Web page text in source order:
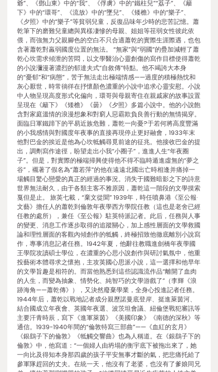
爺”、《鄧山東》中的“我”、《俘虜》中的“鐵柱兒”“荔子”、《籬
下》中的“環哥”、《流放》中的“墜兒”、《矮檐》中的“樂子”、
《夕照》中的“樂子”等貧弱兒童，反復品味年少時的悲苦記憶。蕭
乾筆下的磨難兒童總與異樣凄慘的母親、姐姐等荏弱女性彼此依
偎，而強無力父親腳色的空白不只合適蕭乾的實際生涯際遇，也包
含著蕭乾對羸弱國度位置的無法。 “無家”與“弱國”的疊加減輕了蕭
乾心坎需求傾泄的苦悶，以文學醫治心靈創傷的寫作目標使得蕭乾
的小說瀰漫著濃烈的郁達夫式“自敘傳”特點。他不竭誇大本身
的“憂郁”和“病態”，苦于無法走出極端情感——過度的積極熱忱和
灰心厭世，時常徜徉在抒懷顏色濃重的小說中追求心靈安慰。小說
中人物呈現高度形式化偏向，環哥與母親寄住在親戚家的故事設置
呈現在《籬下》《矮檐》《曇》《夕照》多篇小說中。他的小說飽
含對家庭溫情的浪漫想象和對窮人惡霸欺負良善行動的無情揭穿。
面臨日軍鐵蹄下的平易近族危難，蕭乾一向憂?于若何將高度豐滿
的小我感情與對國度年夜事的直接再現停止更好融會，1933年末
他對巴金的挨近是他為心坎牴觸尋覓前途的征兆。他接收巴金的提
出，調劑寫作途徑，盼望走出小我“小圈子”，進進人生“年夜圈
子”。但是，對實際的極端掃興使得他不得不臨時遁進虛無的“夢之
谷”，襯著了假名為“蕭若萍”的他在遠遠北國出亡時相逢并痛掉一
場觸目驚心戀愛的真正的經過的事況。消失于國難暗影之下的詩意
世界無法耐久，由于各類主客不雅原因，蕭乾這一階段的文學摸索
戛但是止。 旅英七載，“棄文從聞” 1939年，時任噴鼻港《至公報·
文藝》擔任人的蕭乾到倫敦年夜學西方學院任教（這也是老舍已經
任教的處所），兼任《至公報》駐英特派記者。此后，任務與人事
的變更、消息工作逐步取得的追蹤關心，加上感性層面的文學救國
論和理性層面的客觀內傾創作的牴觸，終極招致他徹底離別小說寫
作，專事消息記者任務。1942年夏，他辭往教職進劍橋年夜學國
王學院攻讀碩士學位，在濃重的心思小說創作與研討氣氛中，他重
投藝術本體尋求之懷抱，主攻英國心思派小說，這一選擇和他早年
的文學旨趣是相符的。而當他熟悉到這些認識流作品“離開了血肉
的人生，而變為抽象、情勢化、純智巧的文學游戲了”（李輝《浪
跡海角——蕭乾傳》），又決然廢棄學業，全身心投進記者任務。
1944年后，蕭乾以戰地記者成分親歷諾曼底登岸、挺進萊茵河、
結合國成立年夜會、英國年夜選、波茨坦會議、紐倫堡戰犯審訊等
主要汗青時辰，寫下《進軍萊茵》《美國印象》《南德的深秋》等
通信。1939-1940年間的“倫敦特寫三部曲”——《血紅的玄月》
《銀鷂子下的倫敦》《牴觸交響曲》也為人稱道。在《銀鷂子下的
倫敦》中，他寫道：“一個婦人由坍塌的衡宇底下被拖出來了，她
一向比及得知本身那四歲的孩子平安無事才斷的氣，把悲痛托給了
參軍隊趕回的丈夫。在統一天，他沒有了老婆，也沒有了爹娘同兄